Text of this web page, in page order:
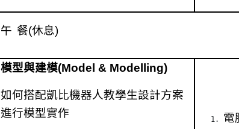
午 餐(休息)
模型與建模(Model & Modelling)
如何搭配凱比機器人教學生設計方案
進行模型實作
電